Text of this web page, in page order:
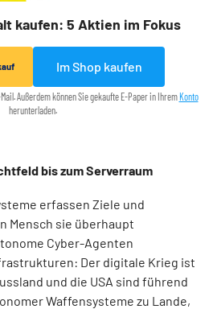
kaufen: 5 Aktien im Fokus
Im Shop kaufen
Außerdem können Sie gekaufte E-Paper in IhremKonto
herunterladen.
bis zum Serverraum
erfassen Ziele und
Mensch sie überhaupt
Cyber-Agenten
Der digitale Krieg ist
und die USA sind führend
Waffensysteme zu Lande,